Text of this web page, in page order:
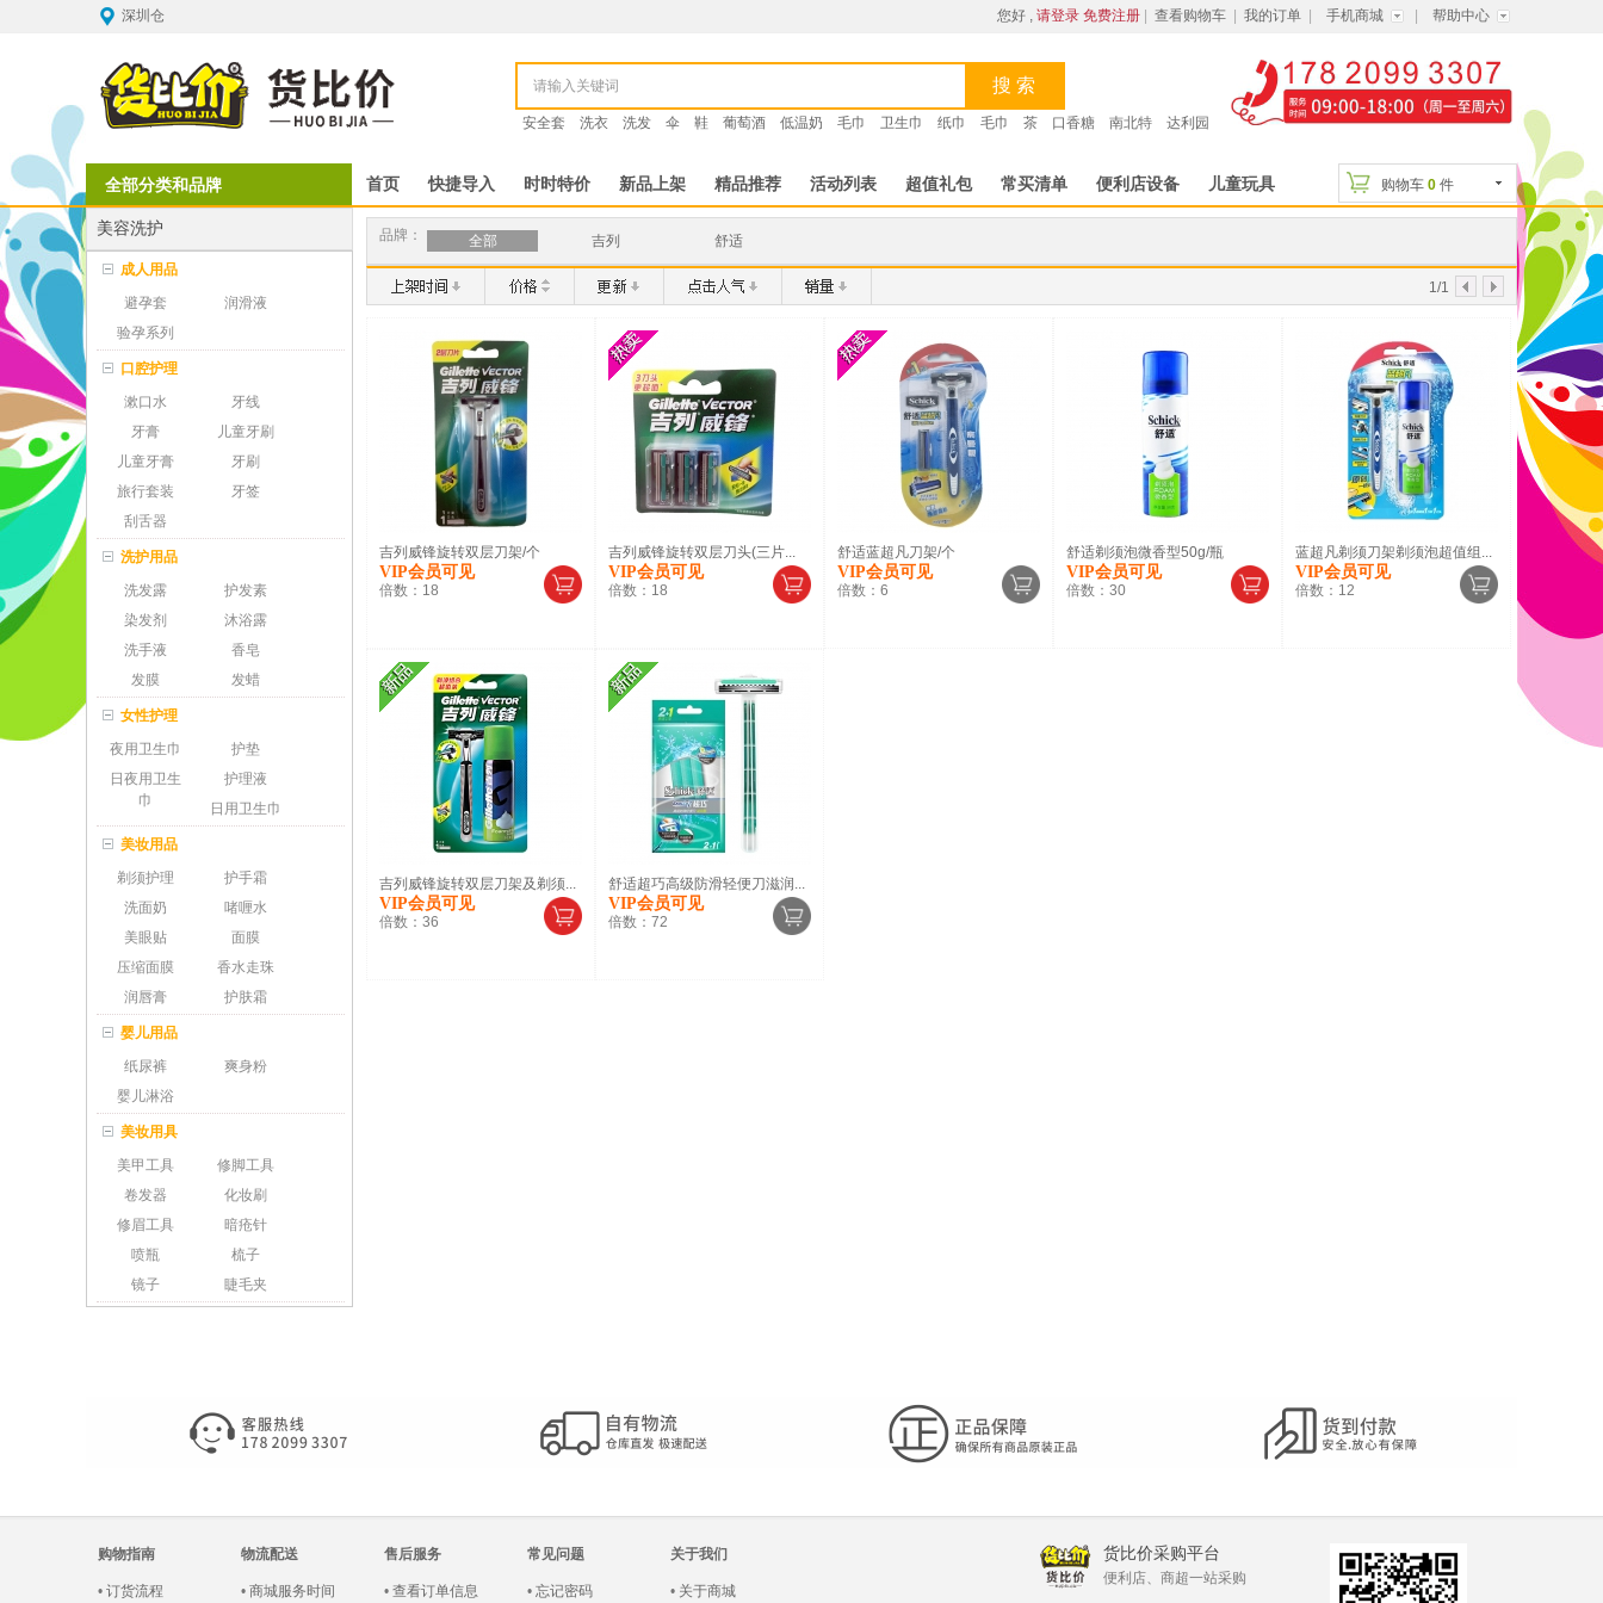
深圳仓 查看购物车 我的订单 手机商城 帮助中心
您好 , 请登录 免费注册
搜 索
安全套 洗衣 洗发 伞 鞋 葡萄酒 低温奶 毛巾 卫生巾 纸巾 毛巾 茶 口香糖 南北特 达利园
全部分类和品牌 首页 快捷导入 时时特价 新品上架 精品推荐 活动列表 超值礼包 常买清单 便利店设备 儿童玩具 购物车 0 件
美容洗护
成人用品
避孕套
润滑液
验孕系列
口腔护理
漱口水
牙线
牙膏
儿童牙刷
儿童牙膏
牙刷
旅行套装
牙签
刮舌器
洗护用品
洗发露
护发素
染发剂
沐浴露
洗手液
香皂
发膜
发蜡
女性护理
夜用卫生巾
护垫
日夜用卫生
巾
护理液
日用卫生巾
美妆用品
剃须护理
护手霜
洗面奶
啫喱水
美眼贴
面膜
压缩面膜
香水走珠
润唇膏
护肤霜
婴儿用品
纸尿裤
爽身粉
婴儿淋浴
美妆用具
美甲工具
修脚工具
卷发器
化妆刷
修眉工具
暗疮针
喷瓶
梳子
镜子
睫毛夹
品牌： 全部 吉列 舒适
1/1
吉列威锋旋转双层刀架/个
VIP会员可见
倍数： 18
吉列威锋旋转双层刀头(三片...
VIP会员可见
倍数： 18
舒适蓝超凡刀架/个
VIP会员可见
倍数： 6
舒适剃须泡微香型50g/瓶
VIP会员可见
倍数： 30
蓝超凡剃须刀架剃须泡超值组...
VIP会员可见
倍数： 12
吉列威锋旋转双层刀架及剃须...
VIP会员可见
倍数： 36
舒适超巧高级防滑轻便刀滋润...
VIP会员可见
倍数： 72
购物指南
• 订货流程
物流配送
• 商城服务时间
售后服务
• 查看订单信息
常见问题
• 忘记密码
关于我们
• 关于商城
货比价采购平台
便利店、商超一站采购